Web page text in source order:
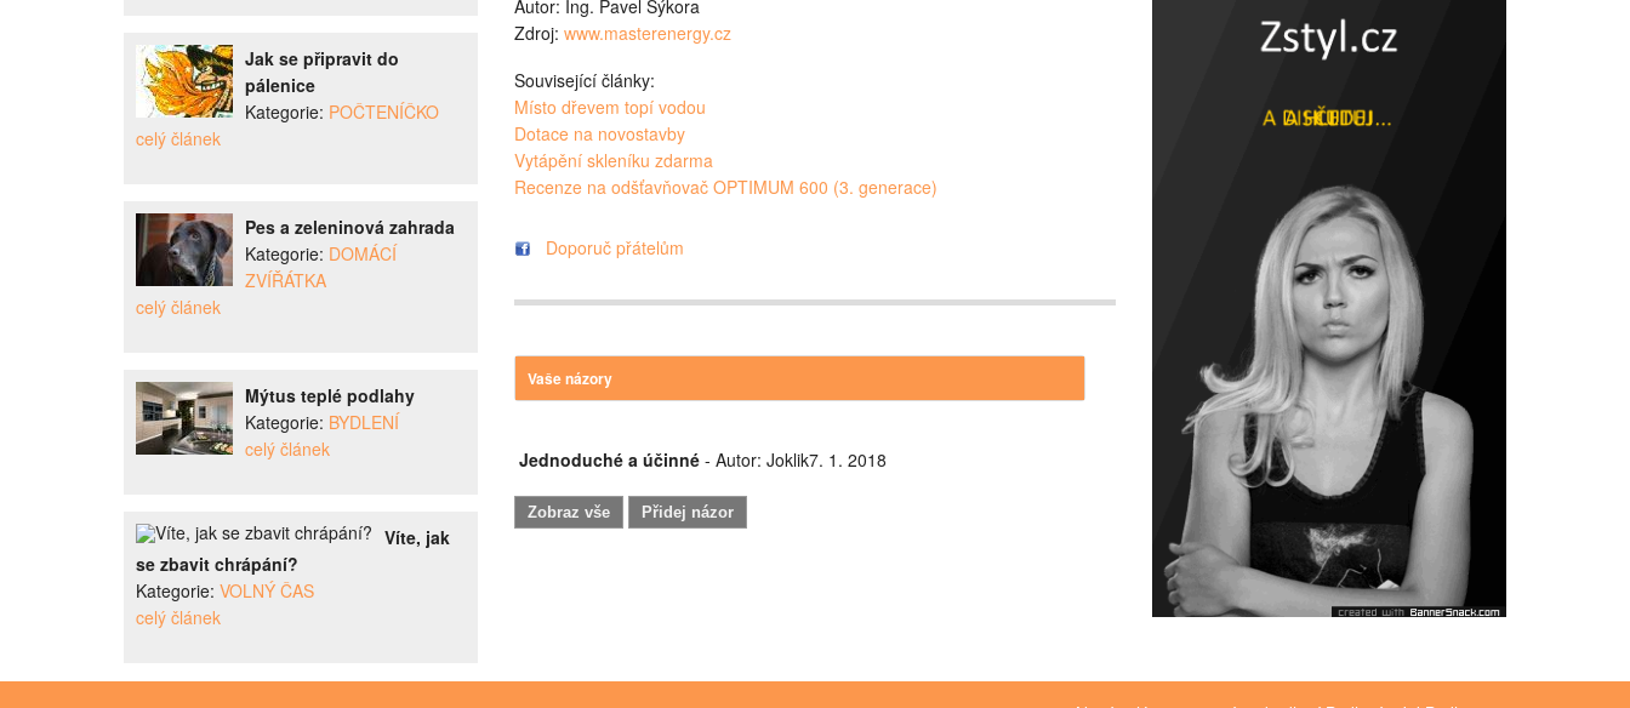
Jak se připravit do
pálenice
Kategorie: POČTENÍČKO
celý článek
Pes a zeleninová zahrada
Kategorie: DOMÁCÍ
ZVÍŘÁTKA
celý článek
Mýtus teplé podlahy
Kategorie: BYDLENÍ
celý článek
Víte, jak
se zbavit chrápání?
Kategorie: VOLNÝ ČAS
celý článek
Autor: Ing. Pavel Sýkora
Zdroj: www.masterenergy.cz
Související články:
Místo dřevem topí vodou
Dotace na novostavby
Vytápění skleníku zdarma
Recenze na odšťavňovač OPTIMUM 600 (3. generace)
Doporuč přátelům
Vaše názory
Jednoduché a účinné - Autor: Joklik7. 1. 2018